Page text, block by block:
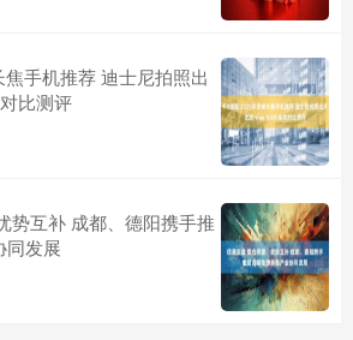
手机推荐 迪士尼拍照出
比测评
势互补 成都、德阳携手推
同发展